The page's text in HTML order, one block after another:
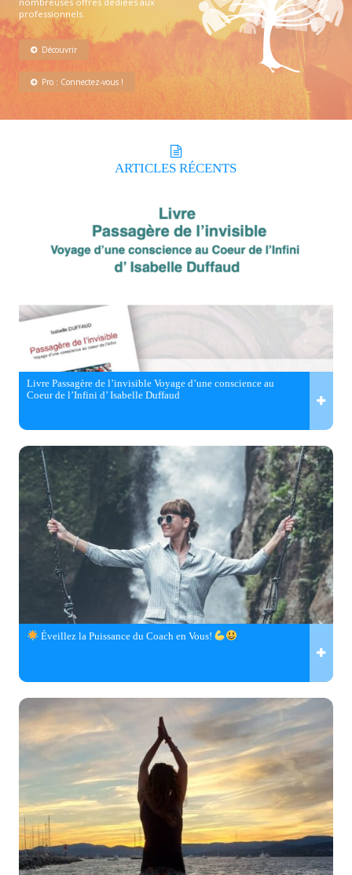
professionnels.
Découvrir
Pro : Connectez-vous !
ARTICLES RÉCENTS
Livre Passagère de l’invisible Voyage d’une conscience au
Coeur de l’Infini d’ Isabelle Duffaud
Éveillez la Puissance du Coach en Vous!